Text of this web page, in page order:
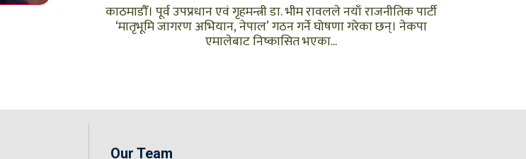
काठमाडौँ। पूर्व उपप्रधान एवं गृहमन्त्री डा. भीम रावलले नयाँ राजनीतिक पार्टी
‘मातृभूमि जागरण अभियान, नेपाल’ गठन गर्ने घोषणा गरेका छन्। नेकपा
एमालेबाट निष्कासित भएका...
Our Team